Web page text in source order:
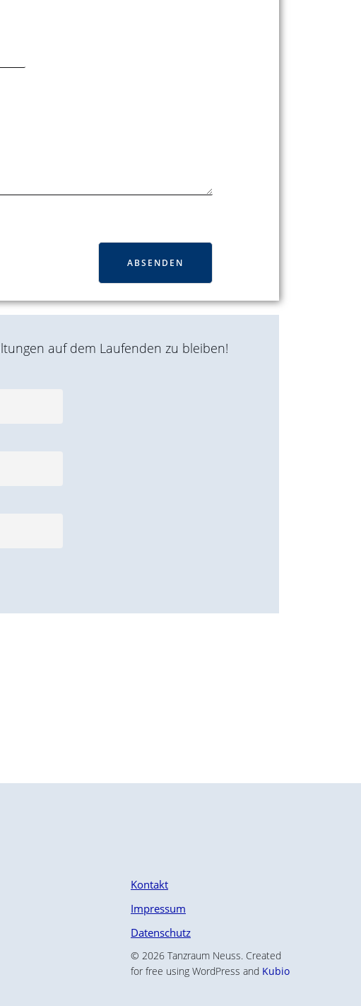
ABSENDEN
auf dem Laufenden zu bleiben!
Kontakt
Impressum
Datenschutz
© 2026 Tanzraum Neuss. Created
for free using WordPress and Kubio